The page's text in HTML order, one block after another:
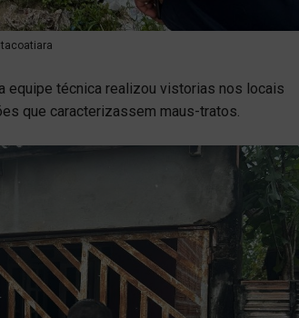
equipe técnica realizou vistorias nos locais
que caracterizassem maus-tratos.